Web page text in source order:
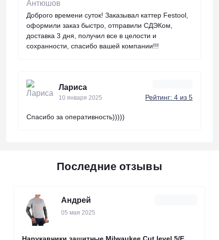
Доброго времени суток! Заказывал каттер Festool,
оформили заказ быстро, отправили СДЭКом,
доставка 3 дня, получил все в целости и
сохранности, спасибо вашей компании!!!
Лариса
10 января 2025 Рейтинг: 4 из 5
Спасибо за оперативность)))))
Последние отзывы
Андрей
05 мая 2025